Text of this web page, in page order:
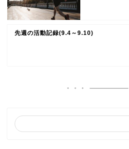
先週の活動記録(9.4～9.10)